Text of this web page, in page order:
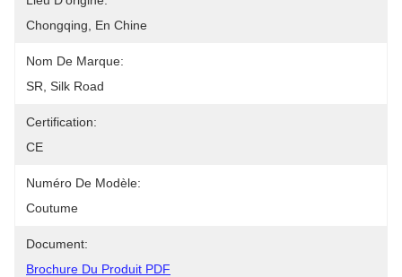
Chongqing, En Chine
Nom De Marque:
SR, Silk Road
Certification:
CE
Numéro De Modèle:
Coutume
Document:
Brochure Du Produit PDF